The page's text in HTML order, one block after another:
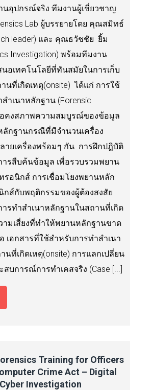
นอุปกรณ์จริง ทีมงานผู้เชี่ยวชาญ
Lab ผู้บรรยายโดย คุณสมิทธ์
leader) และ คุณธวัชชัย ยิ้ม
Investigation) พร้อมทีมงาน
อเทคโนโลยีที่ทันสมัยในการเก็บ
นที่เกิดเหตุ(onsite) ได้แก่ การใช้
ำเนาหลักฐาน (Forensic
อคงสภาพความสมบูรณ์ของข้อมูล
ลักฐานกรณีที่มีจำนวนเครื่อง
ายเครื่องพร้อมๆ กัน การฝึกปฎิบัติ
ารสืบค้นข้อมูล เพื่อรวบรวมพยาน
รอนิกส์ การเชื่อมโยงพยานหลัก
กส์กับพฤติกรรมของผู้ต้องสงสัย
รทำสำเนาหลักฐานในสถานที่เกิด
ามเสี่ยงที่ทำให้พยานหลักฐานขาด
เอกสารที่ใช้สำหรับการทำสำเนา
นที่เกิดเหตุ(onsite) การแลกเปลี่ยน
บการณ์การทำเคสจริง (Case [...]
Training for Officers
Crime Act – Digital
Investigation